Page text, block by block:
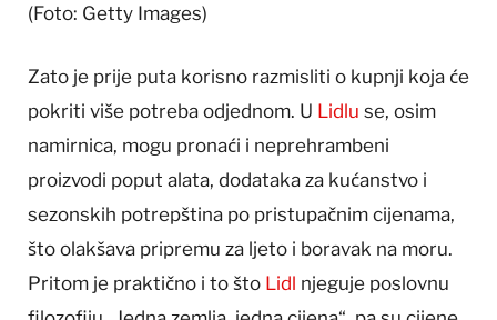
(Foto: Getty Images)
Zato je prije puta korisno razmisliti o kupnji koja će
pokriti više potreba odjednom. U Lidlu se, osim
namirnica, mogu pronaći i neprehrambeni
proizvodi poput alata, dodataka za kućanstvo i
sezonskih potrepština po pristupačnim cijenama,
što olakšava pripremu za ljeto i boravak na moru.
Pritom je praktično i to što Lidl njeguje poslovnu